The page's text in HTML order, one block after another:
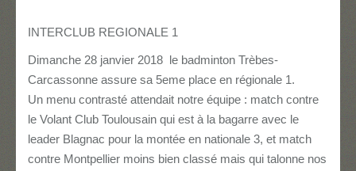
INTERCLUB REGIONALE 1
Dimanche 28 janvier 2018 le badminton Trèbes-
Carcassonne assure sa 5eme place en régionale 1.
Un menu contrasté attendait notre équipe : match contre
le Volant Club Toulousain qui est à la bagarre avec le
leader Blagnac pour la montée en nationale 3, et match
contre Montpellier moins bien classé mais qui talonne nos